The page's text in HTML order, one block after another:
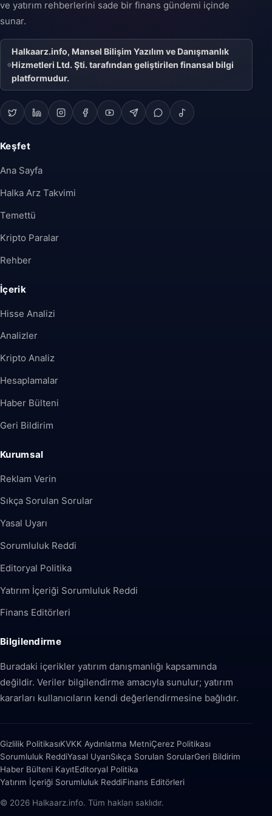
ve yatırım rehberlerini sade bir finans gündemi içinde
sunar.
Halkaarz.info, Mansel Bilişim Yazılım ve Danışmanlık
Hizmetleri Ltd. Şti. tarafından geliştirilen finansal bilgi
platformudur.
Keşfet
Ana Sayfa
Halka Arz Takvimi
Temettü
Kripto Paralar
Rehber
İçerik
Hisse Analizi
Analizler
Kripto Analiz
Hesaplamalar
Haber Bülteni
Geri Bildirim
Kurumsal
Reklam Verin
Sıkça Sorulan Sorular
Yasal Uyarı
Sorumluluk Reddi
Editoryal Politika
Yatırım İçeriği Sorumluluk Reddi
Finans Editörleri
Bilgilendirme
Buradaki içerikler yatırım danışmanlığı kapsamında
değildir. Veriler bilgilendirme amacıyla sunulur; yatırım
kararları kullanıcıların kendi değerlendirmesine bağlıdır.
Gizlilik PolitikasıKVKK Aydınlatma MetniÇerez Politikası
Sorumluluk ReddiYasal UyarıSıkça Sorulan SorularGeri Bildirim
Haber Bülteni KayıtEditoryal Politika
Yatırım İçeriği Sorumluluk ReddiFinans Editörleri
© 2026 Halkaarz.info. Tüm hakları saklıdır.